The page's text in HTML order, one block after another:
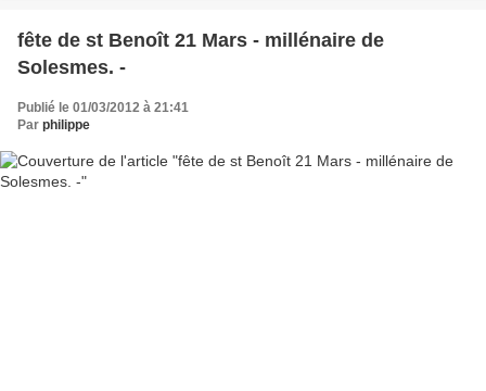
fête de st Benoît 21 Mars - millénaire de
Solesmes. -
Publié le 01/03/2012 à 21:41
Par philippe